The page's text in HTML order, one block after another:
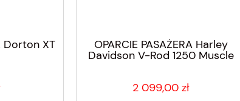
Dorton XT OPARCIE PASAŻERA Harley
Davidson V-Rod 1250 Muscle
2 099,00 zł